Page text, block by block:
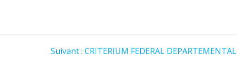
Suivant : Article
CRITERIUM FEDERAL DEPARTEMENTAL